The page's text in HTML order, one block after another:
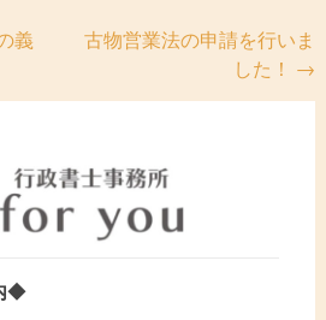
義
古物営業法の申請を行いま
した！ →
◆